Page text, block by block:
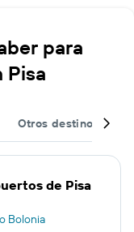
para
Pisa
Otros destinos
de Pisa
Bolonia